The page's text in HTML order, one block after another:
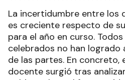
La incertidumbre entre los
es creciente respecto de
para el año en curso.
celebrados no han logrado
de las partes. En concreto,
docente surgió tras